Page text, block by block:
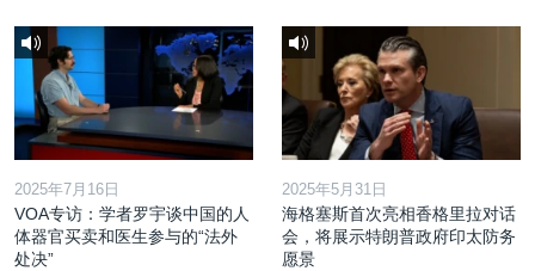
2025年7月16日
VOA专访：学者罗宇谈中国的人
体器官买卖和医生参与的“法外
处决”
2025年5月31日
海格塞斯首次亮相香格里拉对话
会，将展示特朗普政府印太防务
愿景